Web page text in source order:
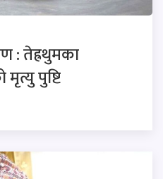
: तेह्रथुमका
पुष्टि